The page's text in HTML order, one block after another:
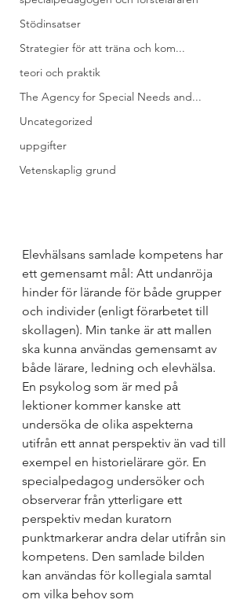
Stödinsatser
Strategier för att träna och kom...
teori och praktik
The Agency for Special Needs and...
Uncategorized
uppgifter
Vetenskaplig grund
Elevhälsans samlade kompetens har
ett gemensamt mål: Att undanröja
hinder för lärande för både grupper
och individer (enligt förarbetet till
skollagen). Min tanke är att mallen
ska kunna användas gemensamt av
både lärare, ledning och elevhälsa.
En psykolog som är med på
lektioner kommer kanske att
undersöka de olika aspekterna
utifrån ett annat perspektiv än vad till
exempel en historielärare gör. En
specialpedagog undersöker och
observerar från ytterligare ett
perspektiv medan kuratorn
punktmarkerar andra delar utifrån sin
kompetens. Den samlade bilden
kan användas för kollegiala samtal
om vilka behov som